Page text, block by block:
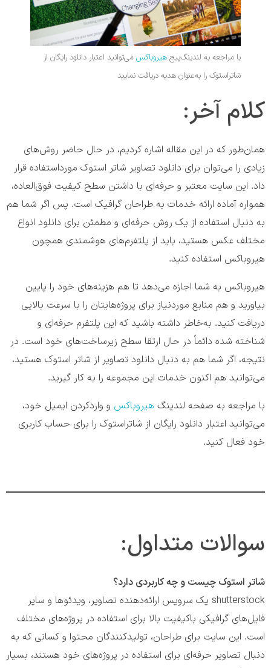
با مراجعه به لندینگ‌پیج هیروباکس می‌توانید اعتبار دانلود رایگان از
شاتراستوک را به‌عنوان هدیه دریافت نمایید
کلام آخر:
همان‌طور که در این مقاله اشاره کردیم، در حال حاضر روش‌های
زیادی را می‌توان برای دانلود تصاویر شاتر استوک مورداستفاده قرار
داد. این سایت معتبر و حرفه‌ای با داشتن سطح کیفیت فوق‌العاده،
همواره آماده ارائه خدمات به طراحان گرافیک است. پس اگر شما هم
به دنبال استفاده از یک روش حرفه‌ای و مطمئن برای دانلود انواع
مختلف عکس هستید، باید از پلتفرم‌های هوشمندی همچون
هیروباکس استفاده کنید.
هیروباکس به شما اجازه می‌دهد تا هم هزینه‌های خود را پایین
بیاورید و هم منابع موردنیاز برای پروژه‌هایتان را با سرعت بالایی
دریافت کنید. به‌خاطر داشته باشید که این پلتفرم حرفه‌ای و
شناخته شده دائماً در حال ارتقا سطح زیرساخت‌های خود است. در
نتیجه، اگر شما هم به دنبال دانلود تصاویر از شاتر استوک هستید،
می‌توانید هم اکنون خدمات این مجموعه را به کار گیرید.
با مراجعه به صفحه لندینگ هیروباکس و واردکردن ایمیل خود،
می‌توانید اعتبار دانلود رایگان از شاتراستوک را برای حساب کاربری
خود فعال کنید.
سوالات متداول:
شاتر استوک چیست و چه کاربردی دارد؟
shutterstock یک سرویس ارائه‌دهنده تصاویر، ویدئوها و سایر
فایل‌های گرافیکی باکیفیت بالا برای استفاده در پروژه‌های مختلف
است. این سایت برای طراحان، تولیدکنندگان محتوا و کسانی که به
دنبال تصاویر حرفه‌ای برای استفاده در پروژه‌های خود هستند، بسیار